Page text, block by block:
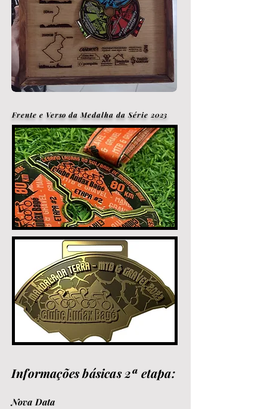
Frente e Verso da Medalha da Série 2023
Informações básicas 2ª etapa:
Nova Data